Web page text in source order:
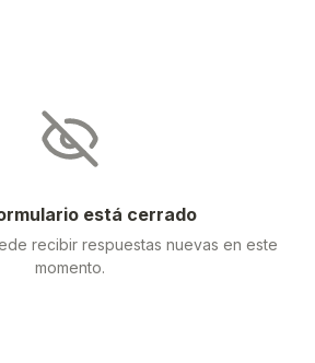
está cerrado
recibir respuestas nuevas en este
momento.